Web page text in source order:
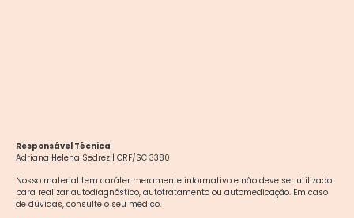
Responsável Técnica
Adriana Helena Sedrez | CRF/SC 3380
Nosso material tem caráter meramente informativo e não deve ser utilizado
para realizar autodiagnóstico, autotratamento ou automedicação. Em caso
de dúvidas, consulte o seu médico.